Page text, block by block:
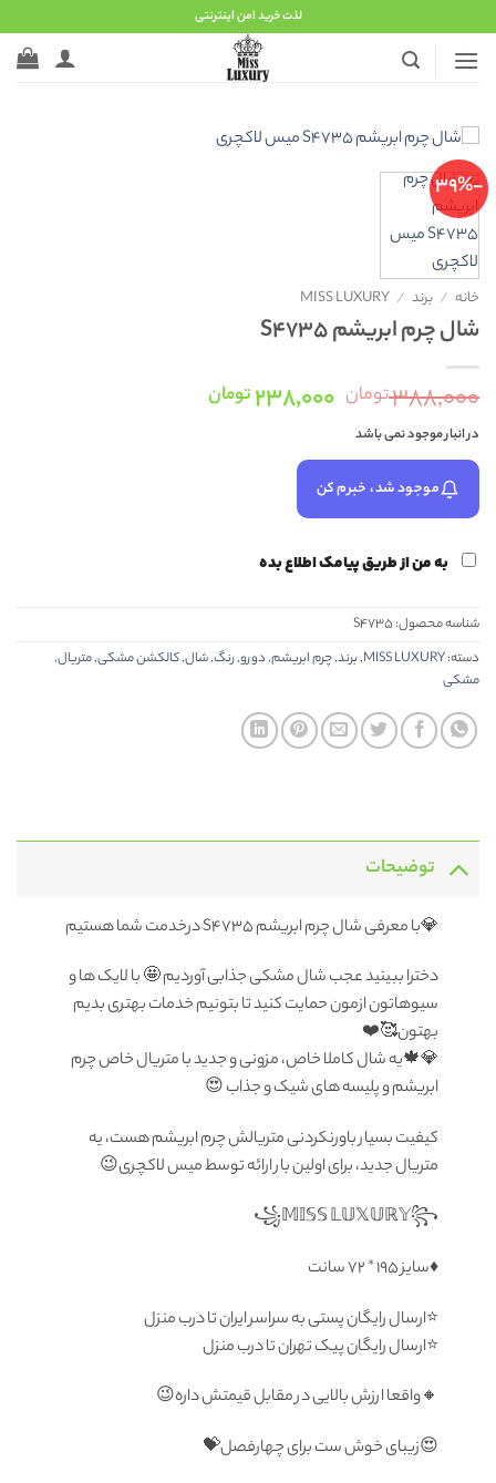
to
content
لذت خرید امن اینترنتی
-39%
خانه / برند /
MISS LUXURY
شال چرم ابریشم S4735
۳۸۸,۰۰۰تومان قیمت
بود.
۲۳۸,۰۰۰تومانقیمت
در انبار موجود نمی باشد
موجود شد، خبرم کن
به من از طریق پیامک اطلاع بده
شناسه محصول:S4735
دسته:MISS LUXURY
,برند,چرم ابریشم,دورو,رنگ,شال,کالکشن مشکی,متریال,
مشکی
توضیحات
💎با معرفی شال چرم ابریشم S4735 درخدمت شما هستیم
دخترا ببینید عجب شال مشکی جذابی آوردیم 🤩 با لایک ها و
سیوهاتون ازمون حمایت کنید تا بتونیم خدمات بهتری بدیم
بهتون🥰❤️
💎🍁یه شال کاملا خاص، مزونی و جدید با متریال خاص چرم
ابریشم و پلیسه های شیک و جذاب 😍
کیفیت بسیار باورنکردنی متریالش چرم ابریشم هست، یه
متریال جدید، برای اولین بار ارائه توسط میس لاکچری😉
♦️سايز ۱۹۵ * ۷۲ سانت
⭐️ارسال رایگان پستی به سراسر ایران تا درب منزل
⭐️ارسال رایگان پیک تهران تا درب منزل
🔸واقعا ارزش بالایی در مقابل قیمتش داره😉
😍زیبای خوش ست برای چهارفصل💝